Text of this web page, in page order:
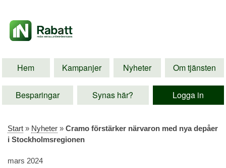
Hem Kampanjer Nyheter Om tjänsten
Besparingar Synas här? Logga in
Start » Nyheter » Cramo förstärker närvaron med nya depåer
i Stockholmsregionen
mars 2024